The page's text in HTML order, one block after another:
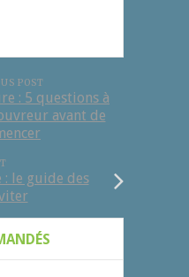
POST
: 5 questions à
avant de
: le guide des